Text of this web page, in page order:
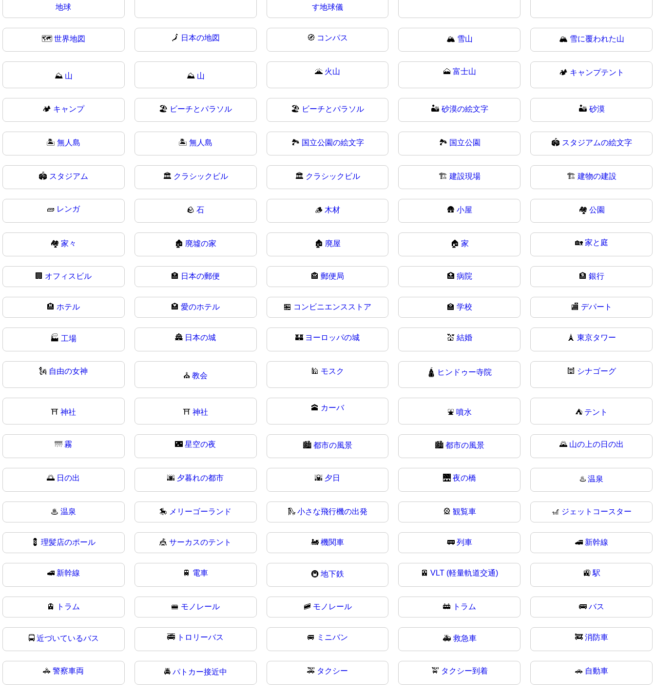
地球
す地球儀
🗺世界地図 🗾 日本の地図 🧭 コンパス 🏔️ 雪山 🏔 雪に覆われた山
⛰️ 山 ⛰ 山
🌋 火山 🗻 富士山 🏕️ キャンプテント
🏕 キャンプ 🏖️ ビーチとパラソル 🏖 ビーチとパラソル 🏜️ 砂漠の絵文字 🏜 砂漠
🏝️無人島 🏝無人島 🏞️ 国立公園の絵文字 🏞 国立公園 🏟️ スタジアムの絵文字
🏟 スタジアム 🏛️ クラシックビル 🏛 クラシックビル 🏗️ 建設現場 🏗 建物の建設
🧱 レンガ 🪨石 🪵 木材 🛖 小屋 🏘️ 公園
🏘家々 🏚️ 廃墟の家 🏚 廃屋 🏠 家 🏡 家と庭
🏢 オフィスビル 🏣 日本の郵便 🏤 郵便局 🏥 病院 🏦 銀行
🏨ホテル 🏩愛のホテル 🏪 コンビニエンスストア 🏫 学校 🏬 デパート
🏭工場 🏯 日本の城 🏰 ヨーロッパの城 💒 結婚 🗼 東京タワー
🗽 自由の女神
⛪教会
🕌 モスク 🛕 ヒンドゥー寺院 🕍 シナゴーグ
⛩️神社 ⛩神社
🕋 カーバ
⛲ 噴水 ⛺ テント
🌁霧 🌃星空の夜 🏙️ 都市の風景 🏙 都市の風景 🌄 山の上の日の出
🌅 日の出 🌆 夕暮れの都市 🌇 夕日 🌉 夜の橋 ♨️温泉
♨温泉 🎠 メリーゴーランド 🛝 小さな飛行機の出発 🎡 観覧車 🎢 ジェットコースター
💈理髪店のポール 🎪サーカスのテント 🚂 機関車 🚃 列車 🚄 新幹線
🚅 新幹線 🚆 電車 🚇 地下鉄 🚈VLT (軽量軌道交通) 🚉駅
🚊 トラム 🚝 モノレール 🚞 モノレール 🚋 トラム 🚌 バス
🚍 近づいているバス 🚎 トロリーバス 🚐 ミニバン 🚑 救急車 🚒 消防車
🚓警察車両 🚔パトカー接近中 🚕 タクシー 🚖 タクシー到着 🚗 自動車